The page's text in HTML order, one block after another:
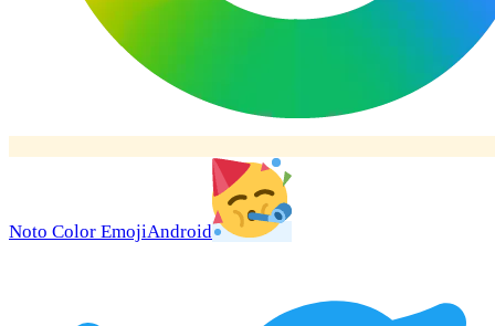
Noto Color EmojiAndroid